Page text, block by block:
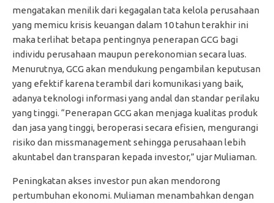
mengatakan menilik dari kegagalan tata kelola perusahaan
yang memicu krisis keuangan dalam 10 tahun terakhir ini
maka terlihat betapa pentingnya penerapan GCG bagi
individu perusahaan maupun perekonomian secara luas.
Menurutnya, GCG akan mendukung pengambilan keputusan
yang efektif karena terambil dari komunikasi yang baik,
adanya teknologi informasi yang andal dan standar perilaku
yang tinggi. “Penerapan GCG akan menjaga kualitas produk
dan jasa yang tinggi, beroperasi secara efisien, mengurangi
risiko dan missmanagement sehingga perusahaan lebih
akuntabel dan transparan kepada investor,” ujar Muliaman.
Peningkatan akses investor pun akan mendorong
pertumbuhan ekonomi. Muliaman menambahkan dengan